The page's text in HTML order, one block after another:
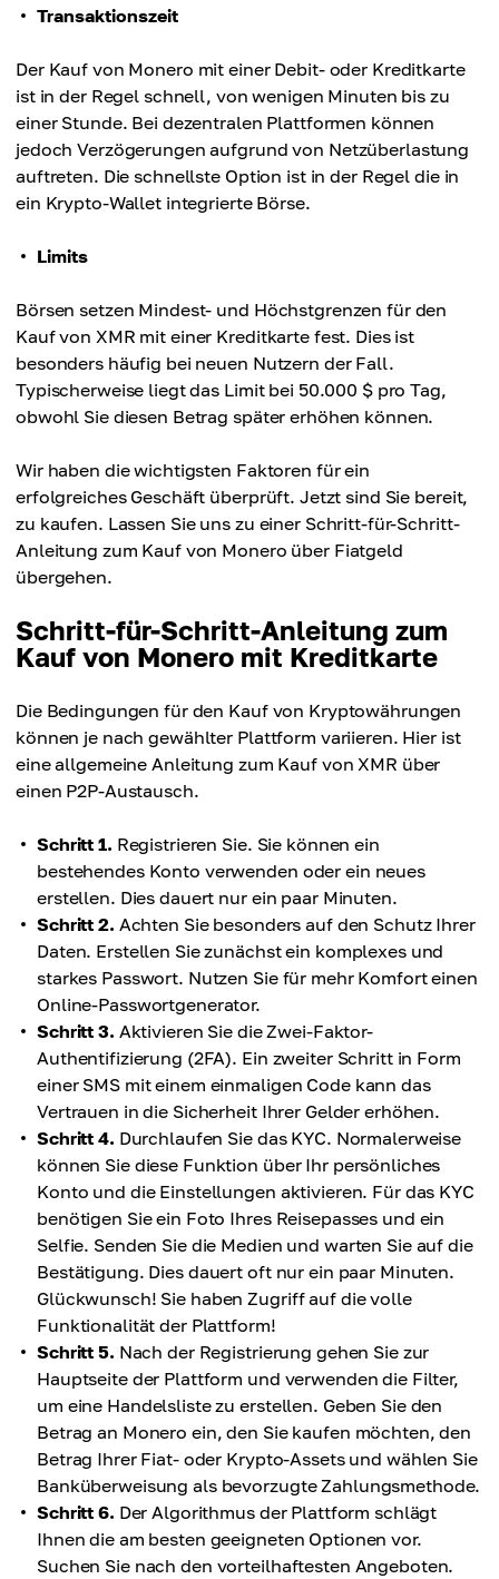
Transaktionszeit
Der Kauf von Monero mit einer Debit- oder Kreditkarte
ist in der Regel schnell, von wenigen Minuten bis zu
einer Stunde. Bei dezentralen Plattformen können
jedoch Verzögerungen aufgrund von Netzüberlastung
auftreten. Die schnellste Option ist in der Regel die in
ein Krypto-Wallet integrierte Börse.
Limits
Börsen setzen Mindest- und Höchstgrenzen für den
Kauf von XMR mit einer Kreditkarte fest. Dies ist
besonders häufig bei neuen Nutzern der Fall.
Typischerweise liegt das Limit bei 50.000 $ pro Tag,
obwohl Sie diesen Betrag später erhöhen können.
Wir haben die wichtigsten Faktoren für ein
erfolgreiches Geschäft überprüft. Jetzt sind Sie bereit,
zu kaufen. Lassen Sie uns zu einer Schritt-für-Schritt-
Anleitung zum Kauf von Monero über Fiatgeld
übergehen.
Schritt-für-Schritt-Anleitung zum
Kauf von Monero mit Kreditkarte
Die Bedingungen für den Kauf von Kryptowährungen
können je nach gewählter Plattform variieren. Hier ist
eine allgemeine Anleitung zum Kauf von XMR über
einen P2P-Austausch.
Schritt 1. Registrieren Sie. Sie können ein
bestehendes Konto verwenden oder ein neues
erstellen. Dies dauert nur ein paar Minuten.
Schritt 2. Achten Sie besonders auf den Schutz Ihrer
Daten. Erstellen Sie zunächst ein komplexes und
starkes Passwort. Nutzen Sie für mehr Komfort einen
Online-Passwortgenerator.
Schritt 3. Aktivieren Sie die Zwei-Faktor-
Authentifizierung (2FA). Ein zweiter Schritt in Form
einer SMS mit einem einmaligen Code kann das
Vertrauen in die Sicherheit Ihrer Gelder erhöhen.
Schritt 4. Durchlaufen Sie das KYC. Normalerweise
können Sie diese Funktion über Ihr persönliches
Konto und die Einstellungen aktivieren. Für das KYC
benötigen Sie ein Foto Ihres Reisepasses und ein
Selfie. Senden Sie die Medien und warten Sie auf die
Bestätigung. Dies dauert oft nur ein paar Minuten.
Glückwunsch! Sie haben Zugriff auf die volle
Funktionalität der Plattform!
Schritt 5. Nach der Registrierung gehen Sie zur
Hauptseite der Plattform und verwenden die Filter,
um eine Handelsliste zu erstellen. Geben Sie den
Betrag an Monero ein, den Sie kaufen möchten, den
Betrag Ihrer Fiat- oder Krypto-Assets und wählen Sie
Banküberweisung als bevorzugte Zahlungsmethode.
Schritt 6. Der Algorithmus der Plattform schlägt
Ihnen die am besten geeigneten Optionen vor.
Suchen Sie nach den vorteilhaftesten Angeboten.